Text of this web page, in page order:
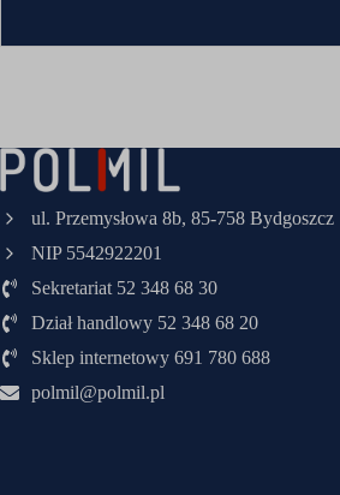
ul. Przemysłowa 8b, 85-758 Bydgoszcz
NIP 5542922201
Sekretariat 52 348 68 30
Dział handlowy 52 348 68 20
Sklep internetowy 691 780 688
polmil@polmil.pl